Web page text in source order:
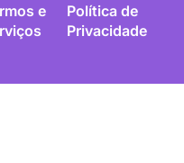
e
Política de
Privacidade